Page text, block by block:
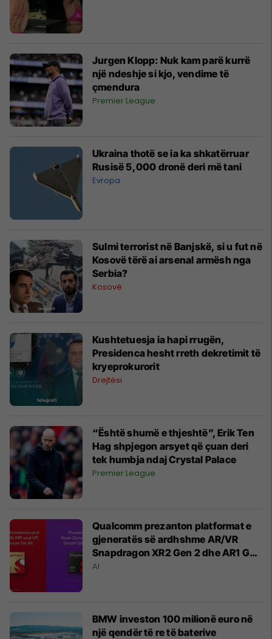
Jurgen Klopp: Nuk kam parë kurrë
një ndeshje si kjo, vendime të
çmendura
Premier League
Ukraina thotë se ia ka shkatërruar
Rusisë 5,000 dronë deri më tani
Evropa
Sulmi terrorist në Banjskë, si u fut në
Kosovë tërë ai arsenal armësh nga
Serbia?
Kosovë
Kushtetuesja ia hapi rrugën,
Presidenca hesht rreth dekretimit të
kryeprokurorit
Drejtësi
“Është shumë e thjeshtë”, Erik Ten
Hag shpjegon arsyet që çuan deri
tek humbja ndaj Crystal Palace
Premier League
Qualcomm prezanton platformat e
gjeneratës së ardhshme AR/VR
Snapdragon XR2 Gen 2 dhe AR1 Gen
1
AI
BMW investon 100 milionë euro në
një qendër të re të baterive